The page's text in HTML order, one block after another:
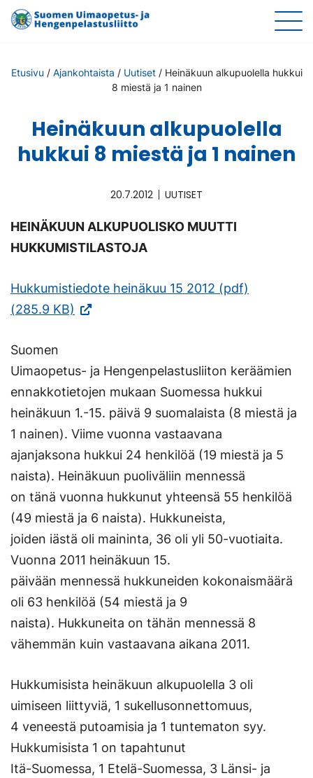
Etusivu / Ajankohtaista / Uutiset/ Heinäkuun alkupuolella hukkui
8 miestä ja 1 nainen
Heinäkuun alkupuolella
hukkui 8 miestä ja 1 nainen
20.7.2012 UUTISET
HEINÄKUUN ALKUPUOLISKO MUUTTI
HUKKUMISTILASTOJA
Hukkumistiedote heinäkuu 15 2012 (pdf)
(285.9 KB) (Vieraile
Linkki
avautuu
uuteen
välilehteen.)
Suomen
Uimaopetus- ja Hengenpelastusliiton keräämien
ennakkotietojen mukaan Suomessa hukkui
heinäkuun 1.-15. päivä 9 suomalaista (8 miestä ja
1 nainen). Viime vuonna vastaavana
ajanjaksona hukkui 24 henkilöä (19 miestä ja 5
naista). Heinäkuun puoliväliin mennessä
on tänä vuonna hukkunut yhteensä 55 henkilöä
(49 miestä ja 6 naista). Hukkuneista,
joiden iästä oli maininta, 36 oli yli 50-vuotiaita.
Vuonna 2011 heinäkuun 15.
päivään mennessä hukkuneiden kokonaismäärä
oli 63 henkilöä (54 miestä ja 9
naista). Hukkuneita on tähän mennessä 8
vähemmän kuin vastaavana aikana 2011.
Hukkumisista heinäkuun alkupuolella 3 oli
uimiseen liittyviä, 1 sukellusonnettomuus,
4 veneestä putoamisia ja 1 tuntematon syy.
Hukkumisista 1 on tapahtunut
Itä-Suomessa, 1 Etelä-Suomessa, 3 Länsi- ja